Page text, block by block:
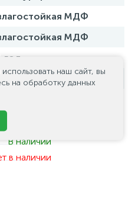
МДФ
МДФ
год
Nature
В наличии
в наличии
наш сайт, вы
на обработку данных